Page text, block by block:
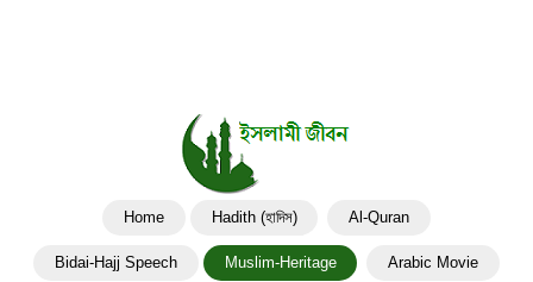
Home Hadith (হাদিস) Al-Quran
Bidai-Hajj Speech Muslim-Heritage Arabic Movie